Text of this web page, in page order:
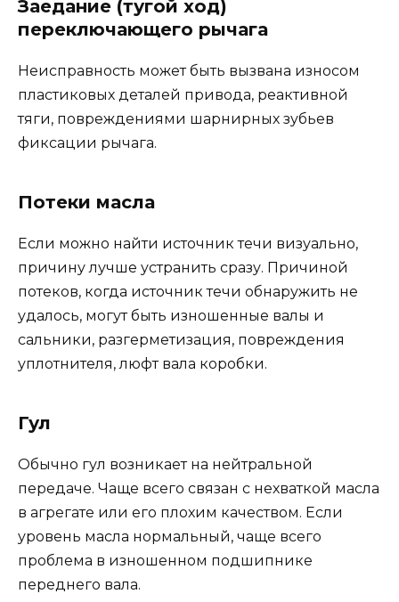
Заедание (тугой ход)
переключающего рычага
Неисправность может быть вызвана износом
пластиковых деталей привода, реактивной
тяги, повреждениями шарнирных зубьев
фиксации рычага.
Потеки масла
Если можно найти источник течи визуально,
причину лучше устранить сразу. Причиной
потеков, когда источник течи обнаружить не
удалось, могут быть изношенные валы и
сальники, разгерметизация, повреждения
уплотнителя, люфт вала коробки.
Гул
Обычно гул возникает на нейтральной
передаче. Чаще всего связан с нехваткой масла
в агрегате или его плохим качеством. Если
уровень масла нормальный, чаще всего
проблема в изношенном подшипнике
переднего вала.